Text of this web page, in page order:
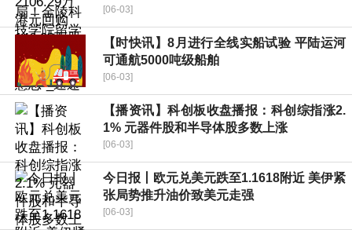
[06-03]
【时快讯】8月进行全线实船试验 平陆运河
可通航5000吨级船舶
[06-03]
【播资讯】科创板收盘播报：科创综指涨2.
1% 元器件股和半导体股多数上涨
[06-03]
今日报丨欧元兑美元跌至1.1618附近 美伊紧
张局势推升油价致美元走强
[06-03]